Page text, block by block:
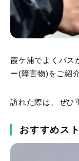
霞ケ浦でよくバス
ー(障害物)をご紹
訪れた際は、ぜひ
おすすめス